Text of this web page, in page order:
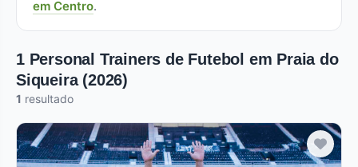
em Centro.
1 Personal Trainers de Futebol em Praia do
Siqueira (2026)
1 resultado
Verificado